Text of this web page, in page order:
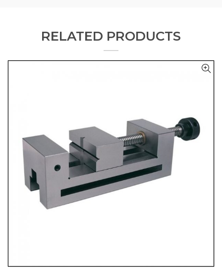
RELATED PRODUCTS